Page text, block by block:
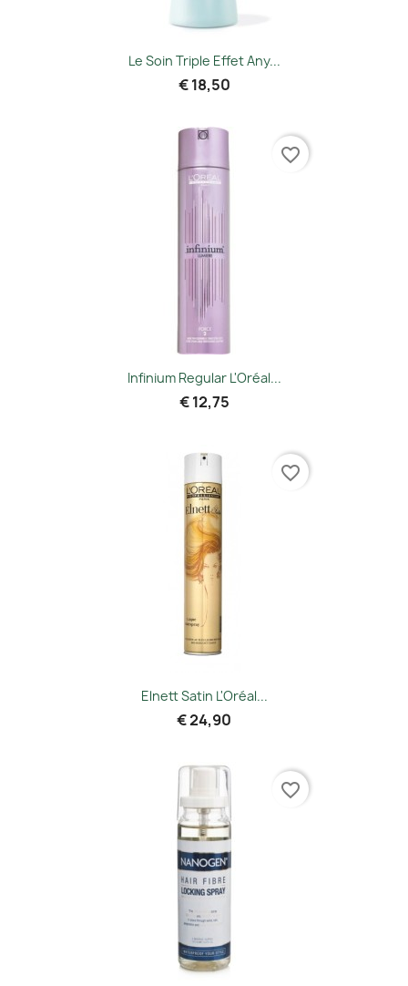
Le Soin Triple Effet Any...
€ 18,50
Infinium Regular L'Oréal...
€ 12,75
favorite_border
Elnett Satin L'Oréal...
€ 24,90
favorite_border
favorite_border